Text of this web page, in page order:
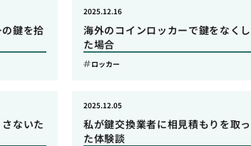
鍵を拾
海外のコインロッカーで鍵をなくし
た場合
2025.12.16
ロッカー
ないた
私が鍵交換業者に相見積もりを取っ
た体験談
2025.12.05